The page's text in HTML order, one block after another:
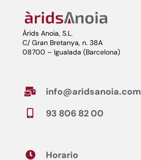
Àrids Anoia, S.L.
C/ Gran Bretanya, n. 38A
08700 – Igualada (Barcelona)
 info@aridsanoia.com
 93 806 82 00
 Horario